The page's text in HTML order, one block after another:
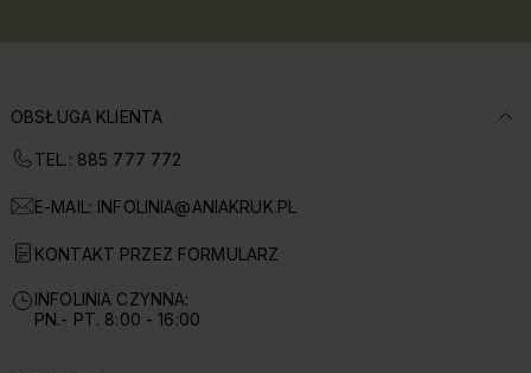
OBSŁUGA KLIENTA
TEL.: 885 777 772
E-MAIL: INFOLINIA@ANIAKRUK.PL
KONTAKT PRZEZ FORMULARZ
INFOLINIA CZYNNA:
PN.- PT. 8:00 - 16:00